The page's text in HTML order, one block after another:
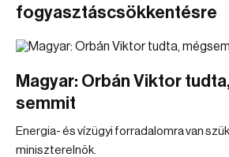
fogyasztáscsökkentésre
Magyar: Orbán Viktor
semmit
Energia- és vízügyi forradalomra van
miniszterelnök.